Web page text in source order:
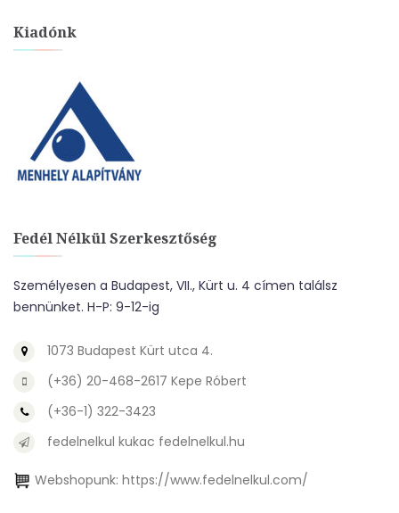
Kiadónk
Fedél Nélkül Szerkesztőség
Személyesen a Budapest, VII., Kürt u. 4 címen találsz
bennünket. H-P: 9-12-ig
1073 Budapest Kürt utca 4.
(+36) 20-468-2617 Kepe Róbert
(+36-1) 322-3423
fedelnelkul kukac fedelnelkul.hu
Webshopunk: https://www.fedelnelkul.com/